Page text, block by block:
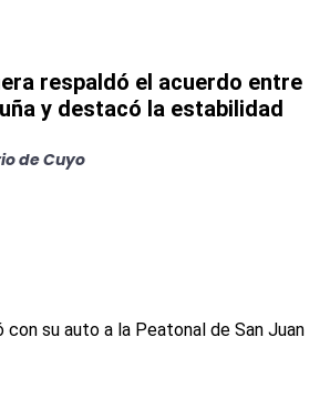
respaldó el acuerdo entre
y destacó la estabilidad
de Cuyo